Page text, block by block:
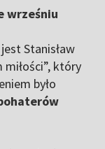
wrześniu
Stanisław
miłości”, który
było